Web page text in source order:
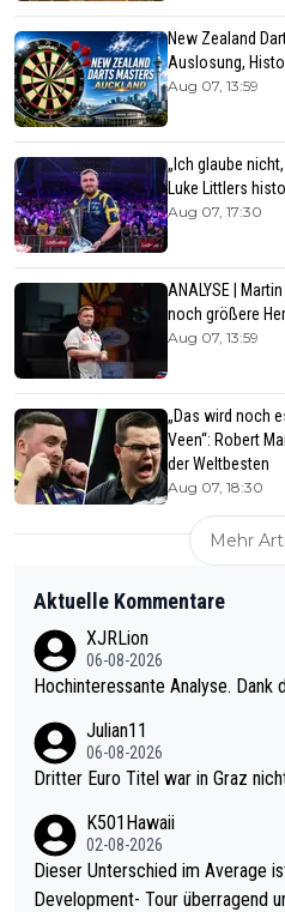
New Zealand
Auslosung,
Aug 07, 13:59
„Ich glaube
Luke Littlers
Aug 07, 17:30
ANALYSE |
noch größere
Aug 07, 13:59
„Das wird noch
Veen“: Robert
der Weltbesten
Aug 07, 18:30
Mehr
Aktuelle Kommentare
XJRLion
06-08-2026
Hochinteressante Analyse. Dank
Julian11
06-08-2026
Dritter Euro Titel war in Graz
K501Hawaii
02-08-2026
Dieser Unterschied im Average ist echt
Development- Tour überragend